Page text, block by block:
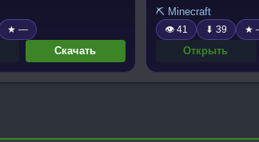
★ —
Скачать
⛏️ Minecraft
👁 41 ⬇ 39 ★
Открыть